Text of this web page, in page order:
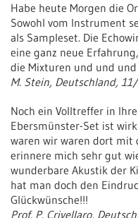
Habe heute Morgen die
Sowohl vom Instrument
als Sampleset. Die
eine ganz neue
die Mixturen und und
M. Stein, Deutschland,
Noch ein Volltreffer in
Ebersmünster-Set ist
waren wir waren dort mit
erinnere mich sehr gut
wunderbare Akustik der
hat man doch den
Glückwünsche!!!
Prof. P. Crivellaro,